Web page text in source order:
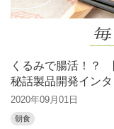
くるみで腸活！？
秘話製品開発イン
2020年09月01日
朝食